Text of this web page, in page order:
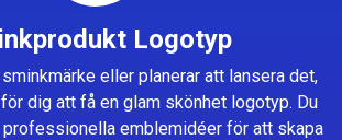
Logotyp
eller planerar att lansera det,
dig att få en glam skönhet logotyp. Du
professionella emblemidéer för att skapa